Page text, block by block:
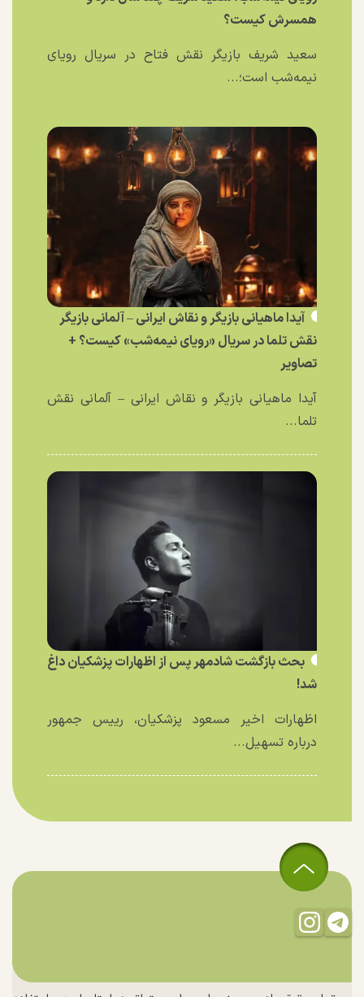
همسرش کیست؟
سعید شریف بازیگر نقش فتاح در سریال رویای
نیمه‌شب است؛...
آیدا ماهیانی بازیگر و نقاش ایرانی – آلمانی بازیگر
نقش تلما در سریال «رویای نیمه‌شب» کیست؟ +
تصاویر
آیدا ماهیانی بازیگر و نقاش ایرانی – آلمانی نقش
تلما...
بحث بازگشت شادمهر پس از اظهارات پزشکیان داغ
شد!
اظهارات اخیر مسعود پزشکیان، رییس جمهور
درباره تسهیل...